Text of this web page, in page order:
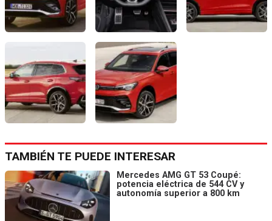
TAMBIÉN TE PUEDE INTERESAR
Mercedes AMG GT 53 Coupé:
potencia eléctrica de 544 CV y
autonomía superior a 800 km